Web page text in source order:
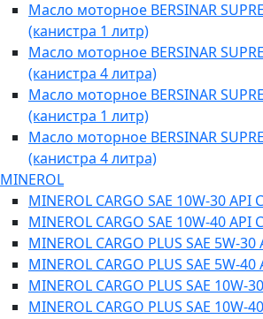
Масло моторное BERSINAR
(канистра 1 литр)
Масло моторное BERSINAR
(канистра 4 литра)
Масло моторное BERSINAR
(канистра 1 литр)
Масло моторное BERSINAR
(канистра 4 литра)
MINEROL
MINEROL CARGO SAE 10W-30 API
MINEROL CARGO SAE 10W-40 API
MINEROL CARGO PLUS SAE 5W-
MINEROL CARGO PLUS SAE 5W-
MINEROL CARGO PLUS SAE 10W-
MINEROL CARGO PLUS SAE 10W-